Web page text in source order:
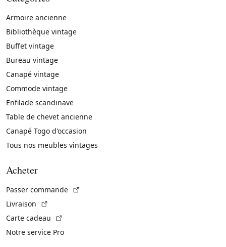
Armoire ancienne
Bibliothèque vintage
Buffet vintage
Bureau vintage
Canapé vintage
Commode vintage
Enfilade scandinave
Table de chevet ancienne
Canapé Togo d'occasion
Tous nos meubles vintages
Acheter
Passer commande
Livraison
Carte cadeau
Notre service Pro